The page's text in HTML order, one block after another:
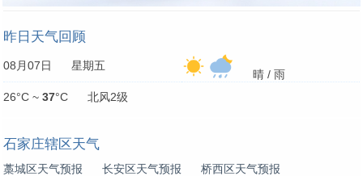
昨日天气回顾
08月07日 星期五
晴 / 雨
26°C ~ 37°C 北风2级
石家庄辖区天气
藁城区天气预报 长安区天气预报
桥西区天气预报